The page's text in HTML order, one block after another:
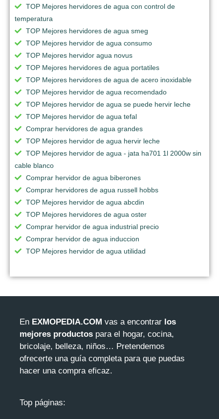
TOP Mejores hervidores de agua con control de
temperatura
TOP Mejores hervidores de agua smeg
TOP Mejores hervidor de agua consumo
TOP Mejores hervidor agua novus
TOP Mejores hervidores de agua portatiles
TOP Mejores hervidores de agua de acero inoxidable
TOP Mejores hervidor de agua recomendado
TOP Mejores hervidor de agua se puede hervir leche
TOP Mejores hervidor de agua tefal
Comprar hervidores de agua grandes
TOP Mejores hervidor de agua hervir leche
TOP Mejores hervidor de agua - jata ha701 1l 2000w sin
cable blanco
Comprar hervidor de agua biberones
Comprar hervidores de agua russell hobbs
TOP Mejores hervidor de agua abcdin
TOP Mejores hervidores de agua oster
Comprar hervidor de agua industrial precio
Comprar hervidor de agua induccion
TOP Mejores hervidor de agua utilidad
En EXMOPEDIA.COM vas a encontrar los
mejores productos para el hogar, cocina,
bricolaje, belleza, niños… Pretendemos
ofrecerte una guía completa para que puedas
hacer una compra eficaz.
Top páginas: